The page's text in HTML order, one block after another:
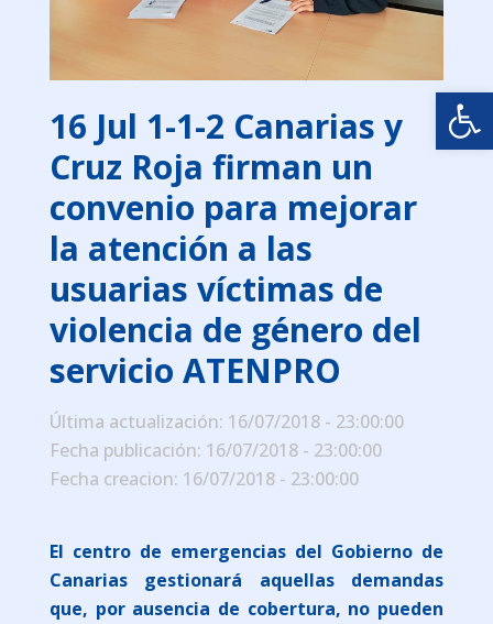
16 Jul 1-1-2 Canarias y
Cruz Roja firman un
convenio para mejorar
la atención a las
usuarias víctimas de
violencia de género del
servicio ATENPRO
Última actualización: 16/07/2018 - 23:00:00
Fecha publicación: 16/07/2018 - 23:00:00
Fecha creacion: 16/07/2018 - 23:00:00
El centro de emergencias del Gobierno de
Canarias gestionará aquellas demandas
que, por ausencia de cobertura, no pueden